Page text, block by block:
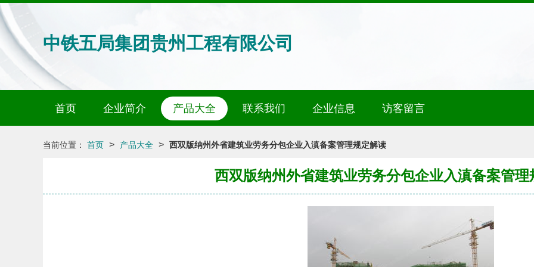
中铁五局集团贵州工程有限公司
首页 企业简介 产品大全 联系我们 企业信息 访客留言
当前位置： 首页 > 产品大全 > 西双版纳州外省建筑业劳务分包企业入滇备案管理规定解读
西双版纳州外省建筑业劳务分包企业入滇备案管理